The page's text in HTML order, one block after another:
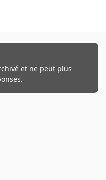
et ne peut plus